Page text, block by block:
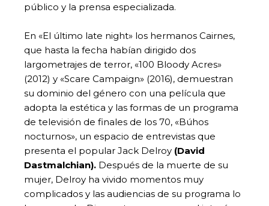
público y la prensa especializada.
En «El último late night» los hermanos Cairnes,
que hasta la fecha habían dirigido dos
largometrajes de terror, «100 Bloody Acres»
(2012) y «Scare Campaign» (2016), demuestran
su dominio del género con una película que
adopta la estética y las formas de un programa
de televisión de finales de los 70, «Búhos
nocturnos», un espacio de entrevistas que
presenta el popular Jack Delroy (David
Dastmalchian). Después de la muerte de su
mujer, Delroy ha vivido momentos muy
complicados y las audiencias de su programa lo